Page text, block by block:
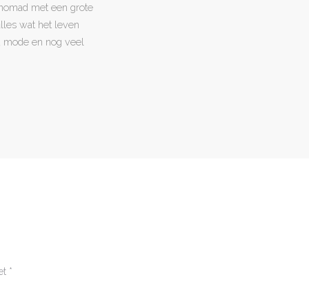
met een grote
wat het leven
mode en nog veel
*